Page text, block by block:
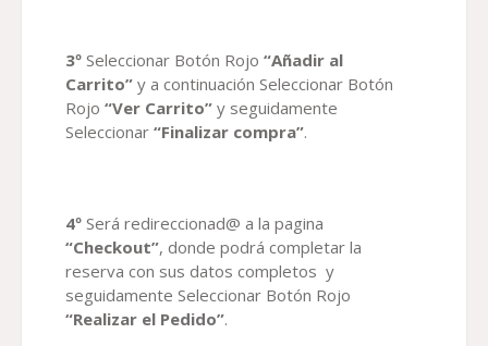
3º Seleccionar Botón Rojo “Añadir al
Carrito” y a continuación Seleccionar Botón
Rojo “Ver Carrito” y seguidamente
Seleccionar “Finalizar compra”.
4º Será redireccionad@ a la pagina
“Checkout”, donde podrá completar la
reserva con sus datos completos y
seguidamente Seleccionar Botón Rojo
“Realizar el Pedido”.